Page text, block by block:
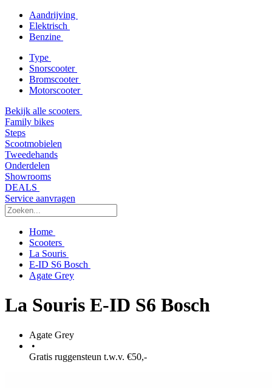
Aandrijving
Elektrisch
Benzine
Type
Snorscooter
Bromscooter
Motorscooter
Bekijk alle scooters
Family bikes
Steps
Scootmobielen
Tweedehands
Onderdelen
Showrooms
DEALS
Service aanvragen
Home
Scooters
La Souris
E-ID S6 Bosch
Agate Grey
La Souris E-ID S6 Bosch
Agate Grey
•
Gratis ruggensteun t.w.v. €50,-